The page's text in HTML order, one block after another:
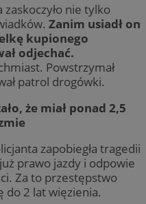
nie tylko
Zanim usiadł on
kupionego
odjechać.
Powstrzymał
patrol drogówki.
że miał ponad 2,5
zapobiegła tragedii
prawo jazdy i odpowie
Za to przestępstwo
do 2 lat więzienia.